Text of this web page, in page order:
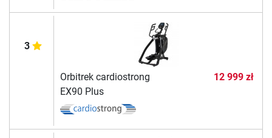
3
Orbitrek cardiostrong
EX90 Plus
12 999 zł